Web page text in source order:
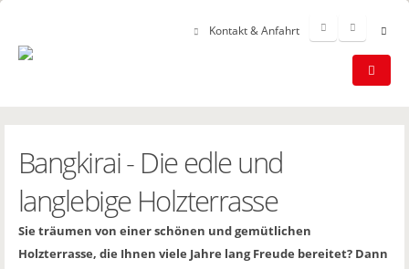
Kontakt & Anfahrt
Bangkirai - Die edle und
langlebige Holzterrasse
Sie träumen von einer schönen und gemütlichen
Holzterrasse, die Ihnen viele Jahre lang Freude bereitet? Dann